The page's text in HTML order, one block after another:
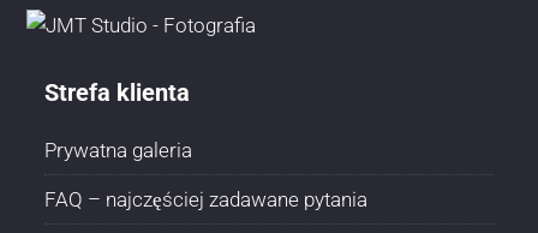
Strefa klienta
Prywatna galeria
FAQ – najczęściej zadawane pytania